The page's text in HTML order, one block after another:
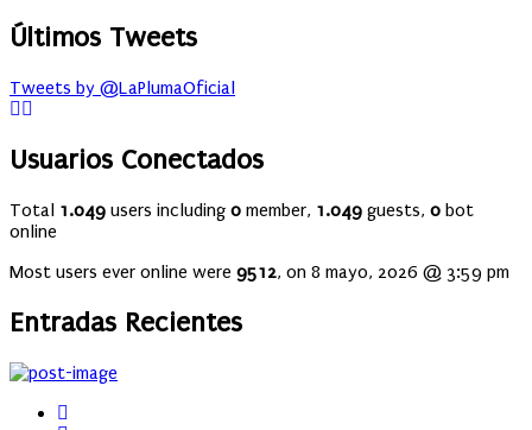
Últimos Tweets
Tweets by @LaPlumaOficial
Usuarios Conectados
Total 1.049 users including 0 member, 1.049 guests, 0 bot
online
Most users ever online were 9512, on 8 mayo, 2026 @ 3:59 pm
Entradas Recientes